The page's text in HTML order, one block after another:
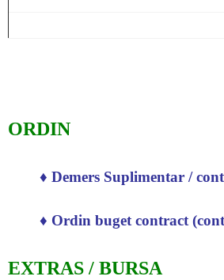
ORDIN
♦ Demers Suplimentar /
♦ Ordin buget contract
EXTRAS / BURSA